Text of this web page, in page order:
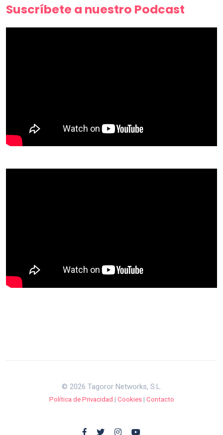
Suscríbete a nuestro Podcast
© 2026 Tagoror Networks, S.L.
Política de Privacidad | Cookies| Contacto